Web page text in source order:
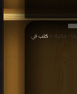
كتب في